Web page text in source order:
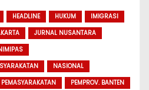
HEADLINE HUKUM
IMIGRASI
JURNAL NUSANTARA
NASIONAL
PEMASYARAKATAN
PEMPROV. BANTEN